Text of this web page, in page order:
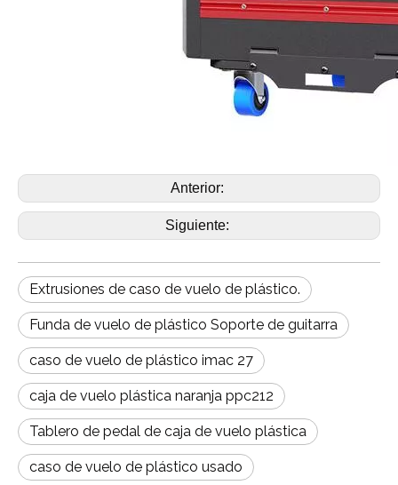
Anterior:
Siguiente:
Extrusiones de caso de vuelo de plástico.
Funda de vuelo de plástico Soporte de guitarra
caso de vuelo de plástico imac 27
caja de vuelo plástica naranja ppc212
Tablero de pedal de caja de vuelo plástica
caso de vuelo de plástico usado